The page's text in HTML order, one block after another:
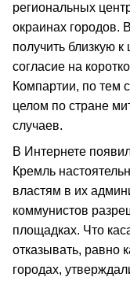
региональных
окраинах городов.
получить близкую
согласие на
Компартии, по тем
целом по стране
случаев.
В Интернете
Кремль
властям в их
коммунистов
площадках. Что
отказывать, равно
городах,